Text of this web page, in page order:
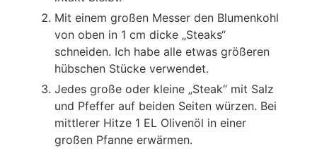
Mit einem großen Messer den Blumenkohl
von oben in 1 cm dicke „Steaks“
schneiden. Ich habe alle etwas größeren
hübschen Stücke verwendet.
Jedes große oder kleine „Steak“ mit Salz
und Pfeffer auf beiden Seiten würzen. Bei
mittlerer Hitze 1 EL Olivenöl in einer
großen Pfanne erwärmen.